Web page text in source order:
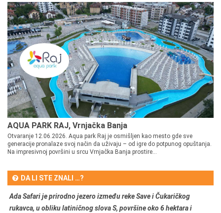
AQUA PARK RAJ, Vrnjačka Banja
Otvaranje 12.06.2026. Aqua park Raj je osmišljen kao mesto gde sve
generacije pronalaze svoj način da uživaju – od igre do potpunog opuštanja.
Na impresivnoj površini u srcu Vrnjačka Banja prostire...
DA LI STE ZNALI …?
Ada Safari je prirodno jezero između reke Save i Čukaričkog
rukavca, u obliku latiničnog slova S, površine oko 6 hektara i